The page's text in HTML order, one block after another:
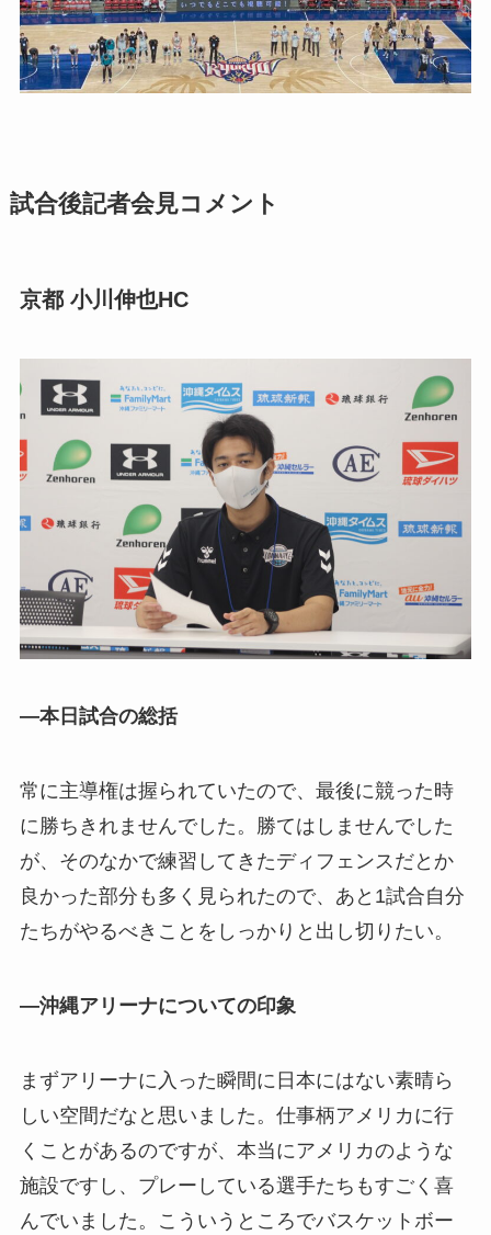
試合後記者会見コメント
京都 小川伸也HC
—本日試合の総括
常に主導権は握られていたので、最後に競った時
に勝ちきれませんでした。勝てはしませんでした
が、そのなかで練習してきたディフェンスだとか
良かった部分も多く見られたので、あと1試合自分
たちがやるべきことをしっかりと出し切りたい。
—沖縄アリーナについての印象
まずアリーナに入った瞬間に日本にはない素晴ら
しい空間だなと思いました。仕事柄アメリカに行
くことがあるのですが、本当にアメリカのような
施設ですし、プレーしている選手たちもすごく喜
んでいました。こういうところでバスケットボー